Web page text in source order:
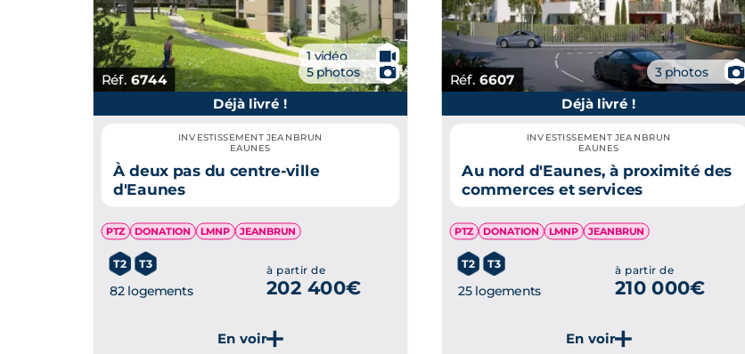
Réf. 6744
1 vidéo 🎥
5 photos 📷
Déjà livré !
INVESTISSEMENT JEANBRUN
EAUNES
À deux pas du centre-ville
d'Eaunes
PTZ DONATION LMNP JEANBRUN
T2 T3
82 logements
à partir de
202 400€
Réf.6607 3 photos 📷
Déjà livré !
INVESTISSEMENT JEANBRUN
EAUNES
Au nord d'Eaunes, à proximité des
commerces et services
PTZ DONATION LMNP JEANBRUN
T2 T3
25 logements
à partir de
210 000€